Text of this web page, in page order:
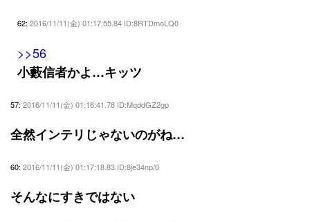
62: 2016/11/11(金) 01:17:55.84 ID:8RTDmoLQ0
>>56
小藪信者かよ…キッツ
57: 2016/11/11(金) 01:16:41.78 ID:MqddGZ2gp
全然インテリじゃないのがね…
60: 2016/11/11(金) 01:17:18.83 ID:8je34np/0
そんなにすきではない